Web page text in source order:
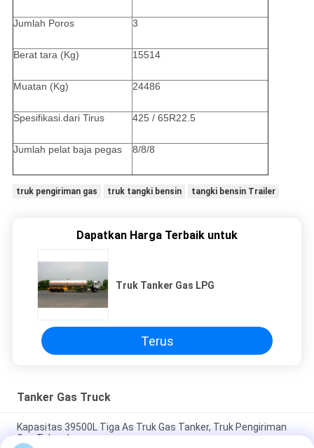
Jumlah Poros 3
Berat tara (Kg) 15514
Muatan (Kg) 24486
Spesifikasi.dari Tirus 425 / 65R22.5
Jumlah pelat baja pegas 8/8/8
truk pengiriman gas truk tangki bensin tangki bensin Trailer
Dapatkan Harga Terbaik untuk
Truk Tanker Gas LPG
Terus
Tanker Gas Truck
Kapasitas 39500L Tiga As Truk Gas Tanker, Truk Pengiriman
Gas Tahan Lama